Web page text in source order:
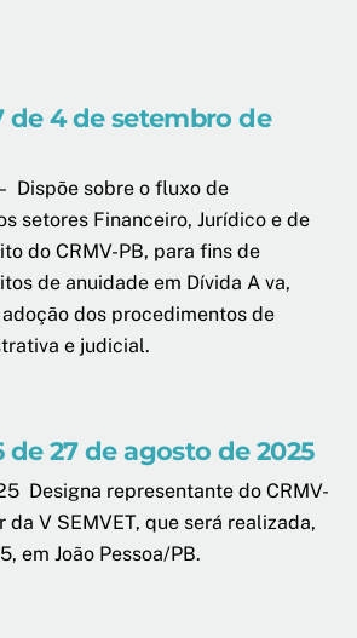
de 4 de setembro de
Dispõe sobre o fluxo de
setores Financeiro, Jurídico e de
do CRMV-PB, para fins de
de anuidade em Dívida A va,
dos procedimentos de
e judicial.
de 27 de agosto de 2025
Designa representante do CRMV-
V SEMVET, que será realizada,
em João Pessoa/PB.